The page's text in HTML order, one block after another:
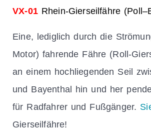
VX-01 Rhein-Gierseilfähre
Eine, lediglich durch die
Motor) fahrende Fähre (Roll-
an einem hochliegenden Seil
und Bayenthal hin und her
für Radfahrer und Fußgänger.
Gierseilfähre!